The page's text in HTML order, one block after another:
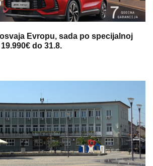
Evropu, sada po specijalnoj
do 31.8.